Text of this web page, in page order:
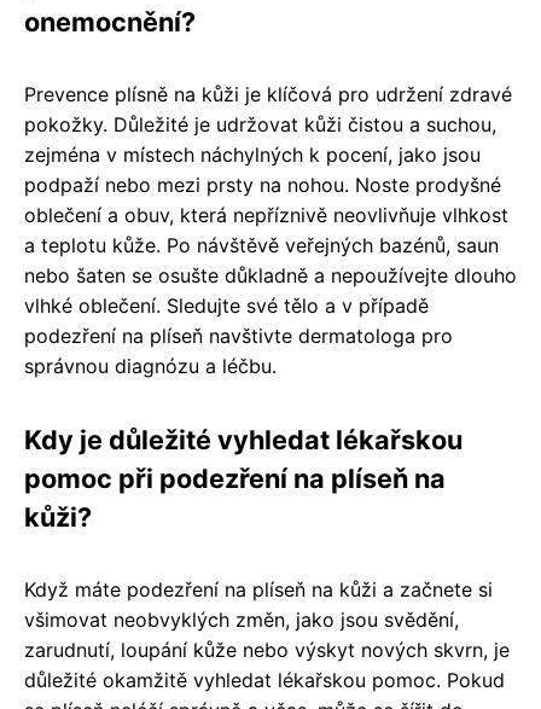
onemocnění?
Prevence plísně na kůži je klíčová pro udržení zdravé
pokožky. Důležité je udržovat kůži čistou a suchou,
zejména v místech náchylných k pocení, jako jsou
podpaží nebo mezi prsty na nohou. Noste prodyšné
oblečení a obuv, která nepříznivě neovlivňuje vlhkost
a teplotu kůže. Po návštěvě veřejných bazénů, saun
nebo šaten se osušte důkladně a nepoužívejte dlouho
vlhké oblečení. Sledujte své tělo a v případě
podezření na plíseň navštivte dermatologa pro
správnou diagnózu a léčbu.
Kdy je důležité vyhledat lékařskou
pomoc při podezření na plíseň na
kůži?
Když máte podezření na plíseň na kůži a začnete si
všimovat neobvyklých změn, jako jsou svědění,
zarudnutí, loupání kůže nebo výskyt nových skvrn, je
důležité okamžitě vyhledat lékařskou pomoc. Pokud